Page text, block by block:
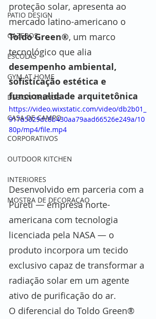
PATIO DESIGN
GAZEBOS
ESCOLAS
GYM AT HOME
DESIGN TRENDS
CASA DE CAMPO
CORPORATIVOS
OUTDOOR KITCHEN
INTERIORES
MOSTRA DE DECORAÇAO
proteção solar, apresenta ao
mercado latino-americano o
Toldo Green®, um marco
tecnológico que alia
desempenho ambiental,
sofisticação estética e
funcionalidade arquitetônica
https://video.wixstatic.com/video/db2b01_
917a5029dc8b430aa79aad66526e249a/10
80p/mp4/file.mp4
Desenvolvido em parceria com a
Pureti — empresa norte-
americana com tecnologia
licenciada pela NASA — o
produto incorpora um tecido
exclusivo capaz de transformar a
radiação solar em um agente
ativo de purificação do ar.
O diferencial do Toldo Green®